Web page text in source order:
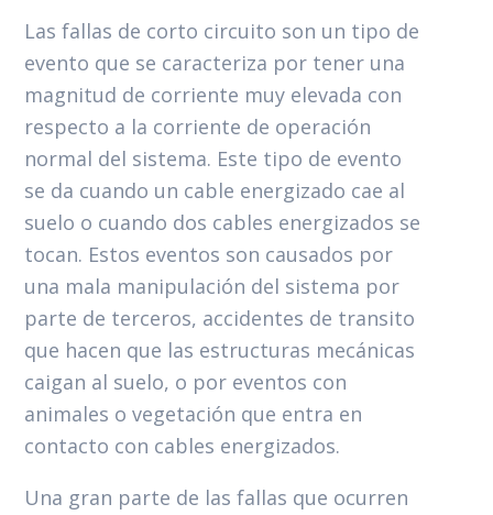
Las fallas de corto circuito son un tipo de
evento que se caracteriza por tener una
magnitud de corriente muy elevada con
respecto a la corriente de operación
normal del sistema. Este tipo de evento
se da cuando un cable energizado cae al
suelo o cuando dos cables energizados se
tocan. Estos eventos son causados por
una mala manipulación del sistema por
parte de terceros, accidentes de transito
que hacen que las estructuras mecánicas
caigan al suelo, o por eventos con
animales o vegetación que entra en
contacto con cables energizados.
Una gran parte de las fallas que ocurren